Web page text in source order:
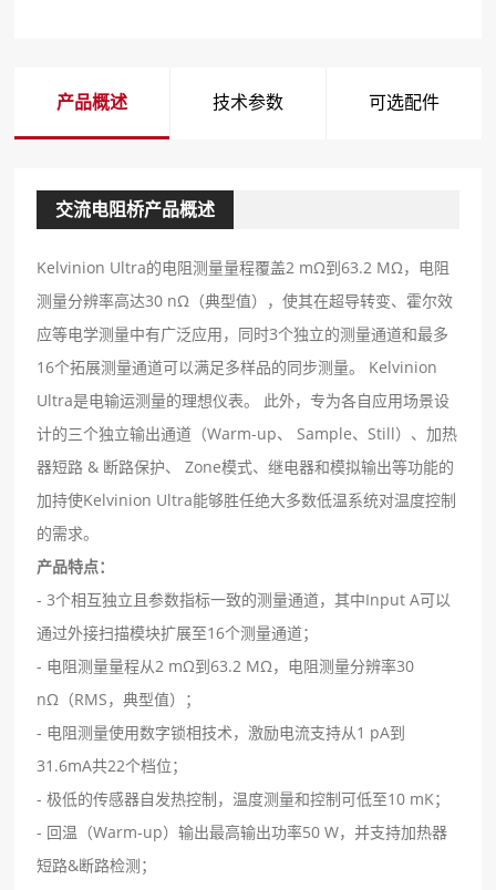
产品概述 技术参数 可选配件
交流电阻桥产品概述
Kelvinion Ultra的电阻测量量程覆盖2 mΩ到63.2 MΩ，电阻
测量分辨率⾼达30 nΩ（典型值），使其在超导转变、霍尔效
应等电学测量中有⼴泛应⽤，同时3个独⽴的测量通道和最多
16个拓展测量通道可以满⾜多样品的同步测量。 Kelvinion
Ultra是电输运测量的理想仪表。 此外，专为各⾃应⽤场景设
计的三个独⽴输出通道（Warm-up、 Sample、Still）、加热
器短路 & 断路保护、 Zone模式、继电器和模拟输出等功能的
加持使Kelvinion Ultra能够胜任绝⼤多数低温系统对温度控制
的需求。
产品特点：
- 3个相互独⽴且参数指标⼀致的测量通道，其中Input A可以
通过外接扫描模块扩展⾄16个测量通道；
- 电阻测量量程从2 mΩ到63.2 MΩ，电阻测量分辨率30
nΩ（RMS，典型值）；
- 电阻测量使⽤数字锁相技术，激励电流⽀持从1 pA到
31.6mA共22个档位；
- 极低的传感器⾃发热控制，温度测量和控制可低⾄10 mK；
- 回温（Warm-up）输出最⾼输出功率50 W，并⽀持加热器
短路&断路检测；